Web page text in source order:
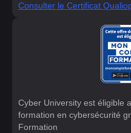
Consulter le Certificat
Cyber University est éligible
formation en cybersécurité
Formation